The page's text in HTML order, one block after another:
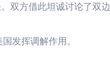
双方借此坦诚讨论了双边
发挥调解作用。